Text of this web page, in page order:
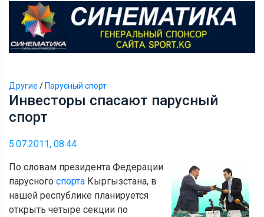
Другие / Парусный спорт
Инвесторы спасают парусный
спорт
5.07.2011, 08:44
По словам президента Федерации
парусного спорта Кыргызстана, в
нашей республике планируется
открыть четыре секции по